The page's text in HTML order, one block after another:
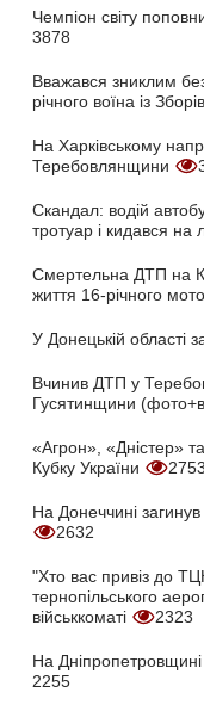
Чемпіон світу
3878
Вважався зниклим
річного воїна із
На Харківському
Теребовлянщини
Скандал: водій
тротуар і кидався на
Смертельна ДТП на
життя 16-річного
У Донецькій області
Вчинив ДТП у
Гусятинщини
«Агрон», «Дністер»
Кубку України
2753
На Донеччині
2632
"Хто вас привіз до
тернопільського
військкоматі
2323
На
2255